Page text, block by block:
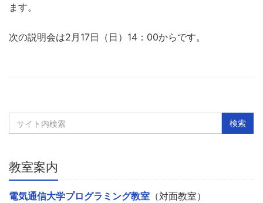
ます。
次の説明会は2月17日（日）14：00からです。
教室案内
電気通信大学プログラミング教室 （対面教室）